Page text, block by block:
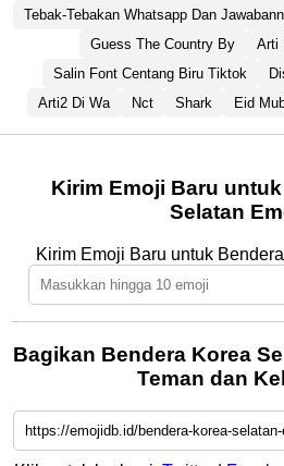
Tebak-Tebakan Whatsapp Dan
Guess The Country By
Arti
Salin Font Centang Biru Tiktok
Arti2 Di Wa
Nct Shark Eid
Kirim Emoji Baru
Selatan
Kirim Emoji Baru untuk
Bagikan Bendera Korea
Teman dan